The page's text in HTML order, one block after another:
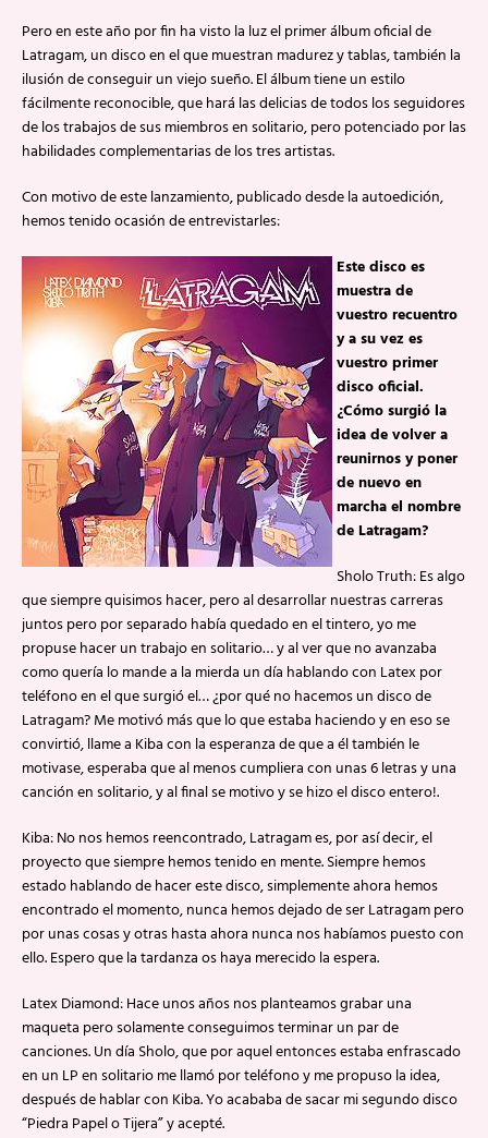
Pero en este año por fin ha visto la luz el primer álbum oficial de
Latragam, un disco en el que muestran madurez y tablas, también la
ilusión de conseguir un viejo sueño. El álbum tiene un estilo
fácilmente reconocible, que hará las delicias de todos los seguidores
de los trabajos de sus miembros en solitario, pero potenciado por las
habilidades complementarias de los tres artistas.
Con motivo de este lanzamiento, publicado desde la autoedición,
hemos tenido ocasión de entrevistarles:
Este disco es
muestra de
vuestro recuentro
y a su vez es
vuestro primer
disco oficial.
¿Cómo surgió la
idea de volver a
reunirnos y poner
de nuevo en
marcha el nombre
de Latragam?
Sholo Truth: Es algo
que siempre quisimos hacer, pero al desarrollar nuestras carreras
juntos pero por separado había quedado en el tintero, yo me
propuse hacer un trabajo en solitario… y al ver que no avanzaba
como quería lo mande a la mierda un día hablando con Latex por
teléfono en el que surgió el… ¿por qué no hacemos un disco de
Latragam? Me motivó más que lo que estaba haciendo y en eso se
convirtió, llame a Kiba con la esperanza de que a él también le
motivase, esperaba que al menos cumpliera con unas 6 letras y una
canción en solitario, y al final se motivo y se hizo el disco entero!.
Kiba: No nos hemos reencontrado, Latragam es, por así decir, el
proyecto que siempre hemos tenido en mente. Siempre hemos
estado hablando de hacer este disco, simplemente ahora hemos
encontrado el momento, nunca hemos dejado de ser Latragam pero
por unas cosas y otras hasta ahora nunca nos habíamos puesto con
ello. Espero que la tardanza os haya merecido la espera.
Latex Diamond: Hace unos años nos planteamos grabar una
maqueta pero solamente conseguimos terminar un par de
canciones. Un día Sholo, que por aquel entonces estaba enfrascado
en un LP en solitario me llamó por teléfono y me propuso la idea,
después de hablar con Kiba. Yo acababa de sacar mi segundo disco
“Piedra Papel o Tijera” y acepté.